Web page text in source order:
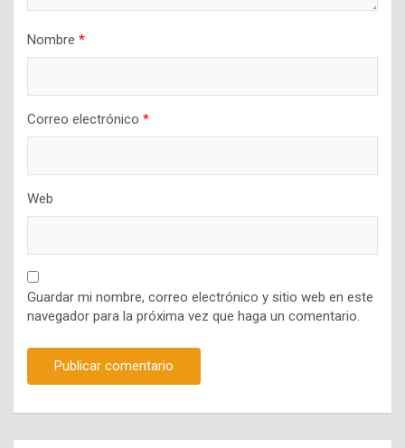
Nombre *
Correo electrónico *
Web
Guardar mi nombre, correo electrónico y sitio web en este
navegador para la próxima vez que haga un comentario.